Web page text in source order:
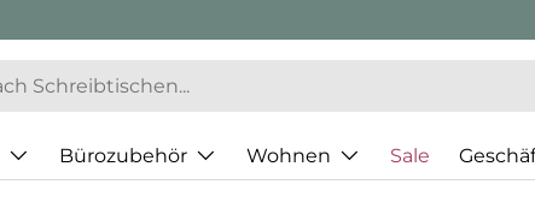
Bürozubehör Wohnen Sale